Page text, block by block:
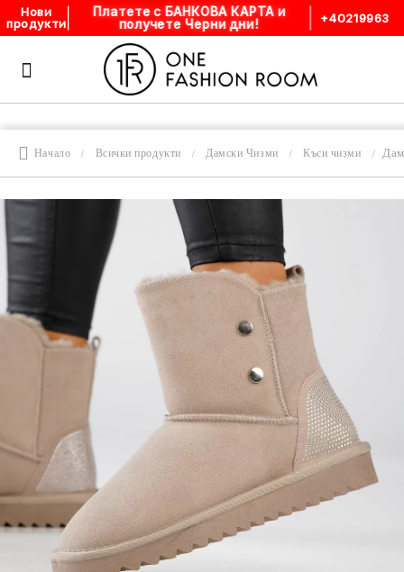
Нови
продукти
Платете с БАНКОВА КАРТА и
получете Черни дни!
+40219963
Начало Всички продукти Дамски Чизми Къси чизми